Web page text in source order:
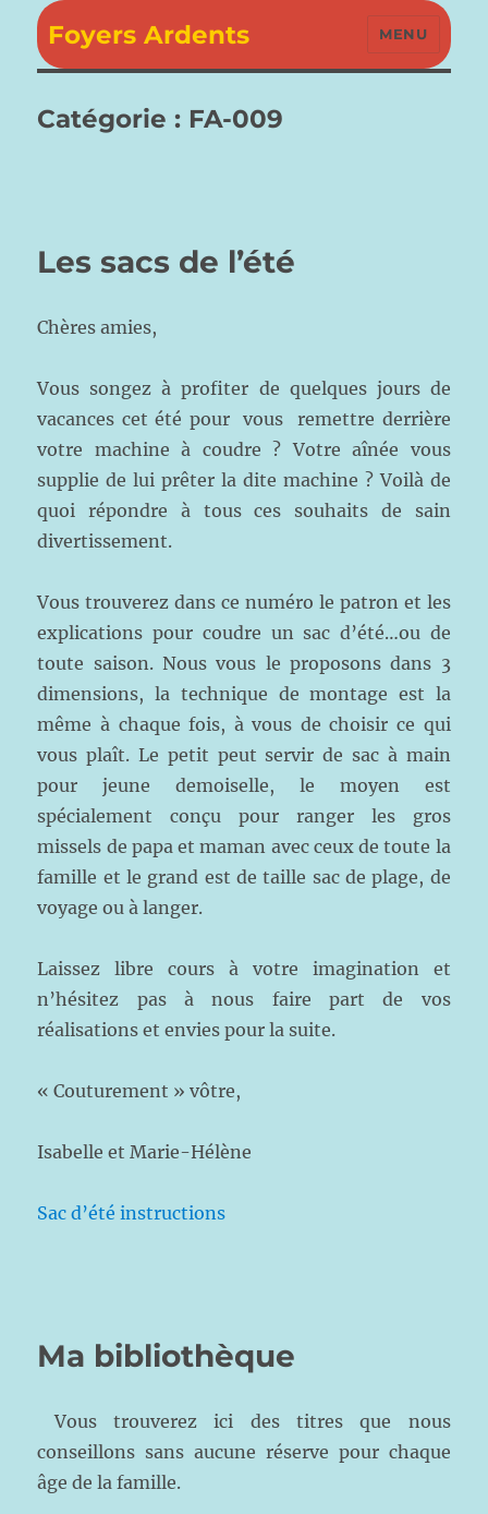
Foyers Ardents MENU
Catégorie : FA-009
Les sacs de l’été
Chères amies,
Vous songez à profiter de quelques jours de
vacances cet été pour vous remettre derrière
votre machine à coudre ? Votre aînée vous
supplie de lui prêter la dite machine ? Voilà de
quoi répondre à tous ces souhaits de sain
divertissement.
Vous trouverez dans ce numéro le patron et les
explications pour coudre un sac d’été…ou de
toute saison. Nous vous le proposons dans 3
dimensions, la technique de montage est la
même à chaque fois, à vous de choisir ce qui
vous plaît. Le petit peut servir de sac à main
pour jeune demoiselle, le moyen est
spécialement conçu pour ranger les gros
missels de papa et maman avec ceux de toute la
famille et le grand est de taille sac de plage, de
voyage ou à langer.
Laissez libre cours à votre imagination et
n’hésitez pas à nous faire part de vos
réalisations et envies pour la suite.
« Couturement » vôtre,
Isabelle et Marie-Hélène
Sac d’été instructions
Ma bibliothèque
Vous trouverez ici des titres que nous
conseillons sans aucune réserve pour chaque
âge de la famille.